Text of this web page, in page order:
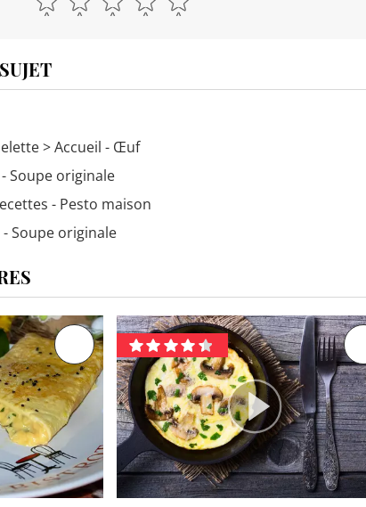
> Accueil - Œuf
Soupe originale
- Pesto maison
- Soupe originale